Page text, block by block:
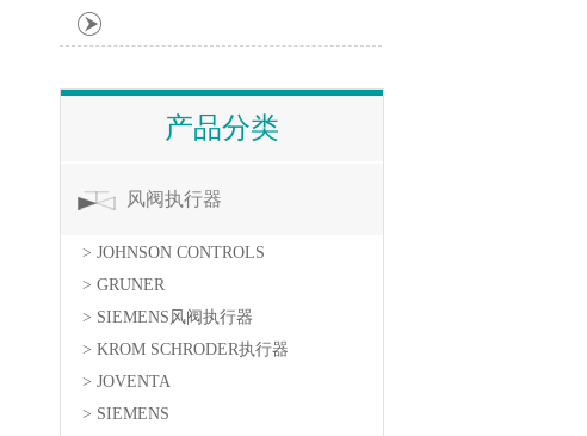
产品分类
风阀执行器
> JOHNSON CONTROLS
> GRUNER
> SIEMENS风阀执行器
> KROM SCHRODER执行器
> JOVENTA
> SIEMENS